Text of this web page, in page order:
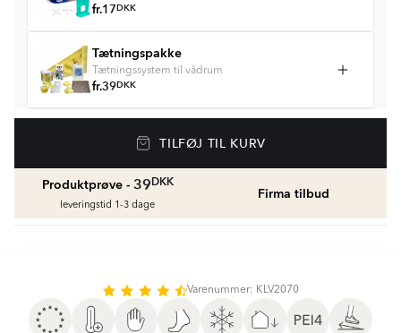
fr.17DKK
Tætningspakke
Tætningssystem til vådrum
fr.39DKK
Golvvärmepaket med termostat
Vådrumssilikone
Rengøring & Vedligeholdelse
fr.169 DKK
TILFØJ TIL KURV
Produktprøve - 39DKK
leveringstid 1-3 dage
Firma tilbud
Varenummer: KLV2070